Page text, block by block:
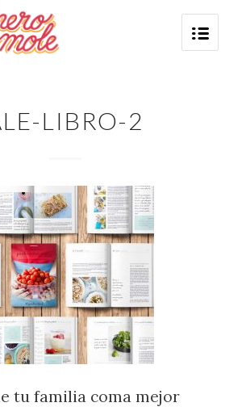
LIBRO-2
tu familia coma mejor